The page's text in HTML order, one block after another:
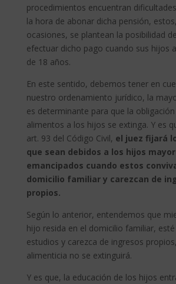
procedimientos encuentran
la hora de abonar dicha pensión,
ocasiones, se plantean la posibilidad
efectuar dicho pago cuando sus hijos
de 18 años.
En este sentido, debemos tener en
nuestro ordenamiento jurídico, la
es determinante para que la
alimentos a los hijos se extinga. Y es
art. 93 del Código Civil, el juez fijará
que sean debidos a los hijos
emancipados cuando estos
domicilio familiar y carezcan de
propios.
Según lo anterior, entendemos que
hijo resida en el domicilio familiar,
estudios y carezca de ingresos
alimenticia no se extinguirá.
Y es que, la educación de los hijos